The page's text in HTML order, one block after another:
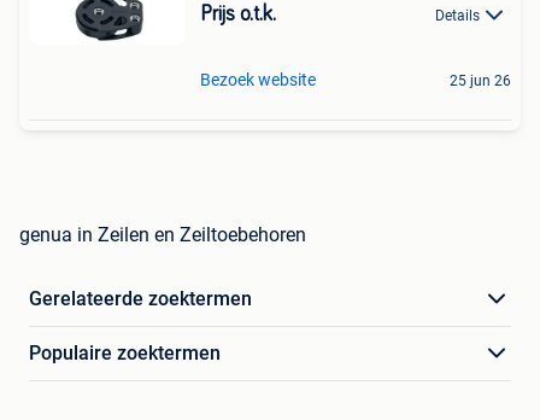
Prijs o.t.k. Details
Bezoek website 25 jun 26
genua in Zeilen en Zeiltoebehoren
Gerelateerde zoektermen
Populaire zoektermen